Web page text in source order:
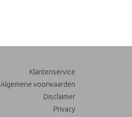
Klantenservice
Algemene voorwaarden
Disclaimer
Privacy